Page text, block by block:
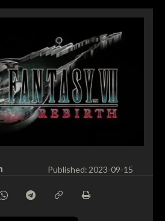
Published: 2023-09-15